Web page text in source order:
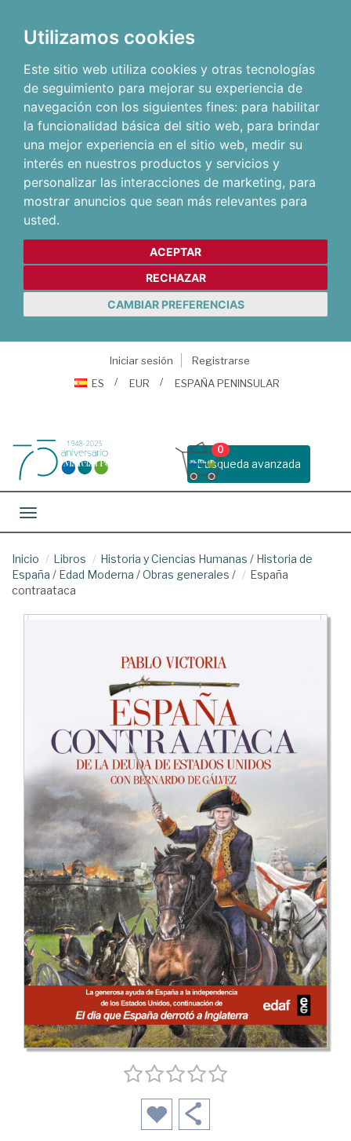
Utilizamos cookies
Este sitio web utiliza cookies y otras tecnologías
de seguimiento para mejorar su experiencia de
navegación con los siguientes fines: para habilitar
la funcionalidad básica del sitio web, para brindar
una mejor experiencia en el sitio web, medir su
interés en nuestros productos y servicios y
personalizar las interacciones de marketing, para
mostrar anuncios que sean más relevantes para
usted.
ACEPTAR
RECHAZAR
CAMBIAR PREFERENCIAS
Iniciar sesión
Registrarse
ES
EUR ESPAÑA PENINSULAR
Busqueda avanzada
0
Toggle navigation
Inicio Libros Historia y Ciencias Humanas / Historia de
España / Edad Moderna /Obras generales /
España
contraataca